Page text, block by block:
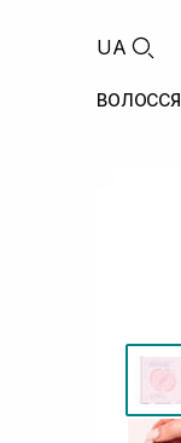
UA
ВОЛОССЯ